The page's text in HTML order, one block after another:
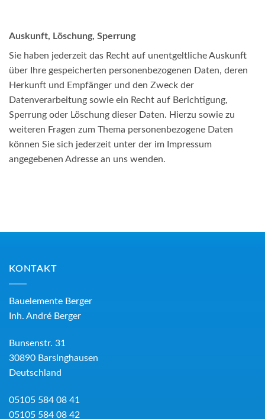
Auskunft, Löschung, Sperrung
Sie haben jederzeit das Recht auf unentgeltliche Auskunft
über Ihre gespeicherten personenbezogenen Daten, deren
Herkunft und Empfänger und den Zweck der
Datenverarbeitung sowie ein Recht auf Berichtigung,
Sperrung oder Löschung dieser Daten. Hierzu sowie zu
weiteren Fragen zum Thema personenbezogene Daten
können Sie sich jederzeit unter der im Impressum
angegebenen Adresse an uns wenden.
KONTAKT
Bauelemente Berger
Inh. André Berger
Bunsenstr. 31
30890 Barsinghausen
Deutschland
05105 584 08 41
05105 584 08 42